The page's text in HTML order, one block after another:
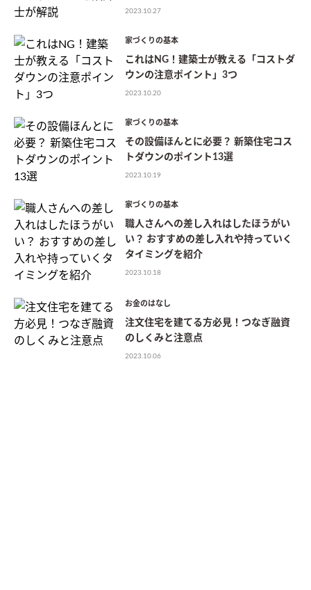
2023.10.27
家づくりの基本
これはNG！建築士が教える「コストダ
ウンの注意ポイント」3つ
2023.10.20
家づくりの基本
その設備ほんとに必要？ 新築住宅コス
トダウンのポイント13選
2023.10.19
家づくりの基本
職人さんへの差し入れはしたほうがい
い？ おすすめの差し入れや持っていく
タイミングを紹介
2023.10.18
お金のはなし
注文住宅を建てる方必見！つなぎ融資
のしくみと注意点
2023.10.06